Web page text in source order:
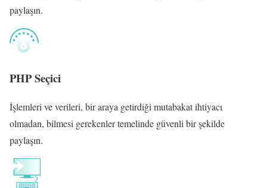
paylaşın.
PHP Seçici
İşlemleri ve verileri, bir araya getirdiği mutabakat ihtiyacı
olmadan, bilmesi gerekenler temelinde güvenli bir şekilde
paylaşın.